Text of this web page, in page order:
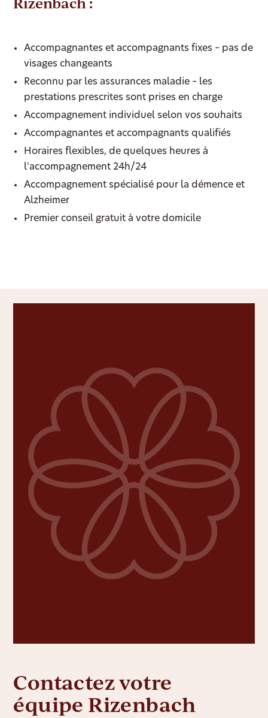
Accompagnantes et accompagnants fixes – pas de
visages changeants
Reconnu par les assurances maladie – les
prestations prescrites sont prises en charge
Accompagnement individuel selon vos souhaits
Accompagnantes et accompagnants qualifiés
Horaires flexibles, de quelques heures à
l'accompagnement 24h/24
Accompagnement spécialisé pour la démence et
Alzheimer
Premier conseil gratuit à votre domicile
Contactez votre
équipe Rizenbach